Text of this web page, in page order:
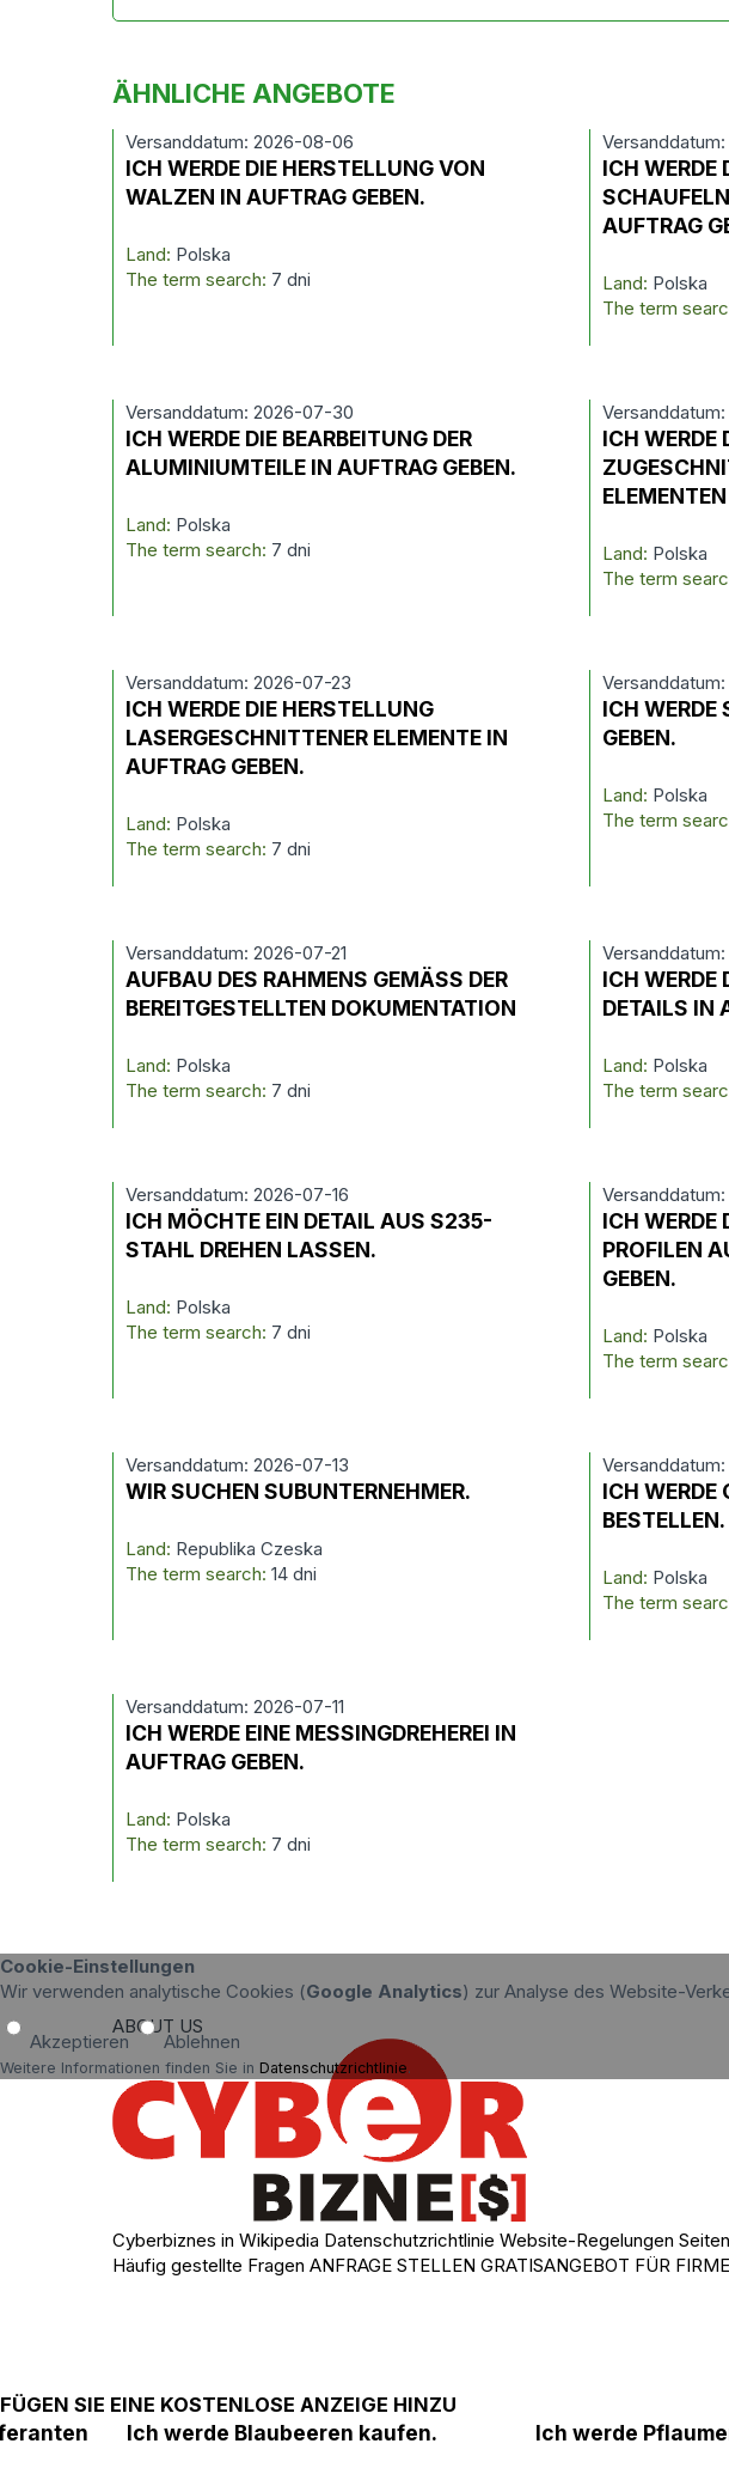
ÄHNLICHE ANGEBOTE
Versanddatum: 2026-08-06
ICH WERDE DIE HERSTELLUNG VON
WALZEN IN AUFTRAG GEBEN.
Land: Polska
The term search: 7 dni
ICH WERDE
AUFTRAG
Land: Polska
The term
Versanddatum: 2026-07-30
ICH WERDE DIE BEARBEITUNG DER
ALUMINIUMTEILE IN AUFTRAG GEBEN.
Land: Polska
The term search: 7 dni
ICH WERDE
Land: Polska
The term
Versanddatum: 2026-07-23
ICH WERDE DIE HERSTELLUNG
LASERGESCHNITTENER ELEMENTE IN
AUFTRAG GEBEN.
Land: Polska
The term search: 7 dni
ICH WERDE
GEBEN.
Land: Polska
The term
Versanddatum: 2026-07-21
AUFBAU DES RAHMENS GEMÄSS DER
BEREITGESTELLTEN DOKUMENTATION
Land: Polska
The term search: 7 dni
ICH WERDE
DETAILS IN
Land: Polska
The term
Versanddatum: 2026-07-16
ICH MÖCHTE EIN DETAIL AUS S235-
STAHL DREHEN LASSEN.
Land: Polska
The term search: 7 dni
ICH WERDE
PROFILEN
GEBEN.
Land: Polska
The term
Versanddatum: 2026-07-13
WIR SUCHEN SUBUNTERNEHMER.
Land: Republika Czeska
The term search:14 dni
ICH WERDE
BESTELLEN.
Land: Polska
The term
Versanddatum: 2026-07-11
ICH WERDE EINE MESSINGDREHEREI IN
AUFTRAG GEBEN.
Land: Polska
The term search: 7 dni
FÜGEN SIE EINE KOSTENLOSE ANZEIGE HINZU
Ich werde Blaubeeren kaufen. Ich werde
Cookie-Einstellungen
Wir verwenden analytische Cookies (Google Analytics) zur Analyse des Website-
Akzeptieren Ablehnen
Weitere Informationen finden Sie in Datenschutzrichtlinie.
ABOUT US
Cyberbiznes in Wikipedia Datenschutzrichtlinie Website-Regelungen
Häufig gestellte Fragen ANFRAGE STELLEN GRATISANGEBOT FÜR